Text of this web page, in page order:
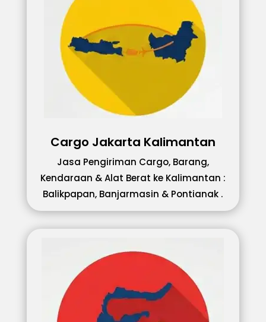
Cargo Jakarta Kalimantan
Jasa Pengiriman Cargo, Barang,
Kendaraan & Alat Berat ke Kalimantan :
Balikpapan, Banjarmasin & Pontianak .